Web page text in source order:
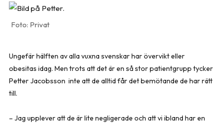
Privat
Ungefär hälften av alla vuxna svenskar har övervikt eller
obesitas idag. Men trots att det är en så stor patientgrupp tycker
Petter Jacobsson inte att de alltid får det bemötande de har rätt
till.
– Jag upplever att de är lite negligerade och att vi ibland har en